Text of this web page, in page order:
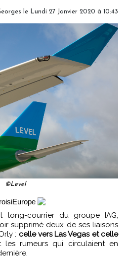
le Lundi 27 Janvier 2020 à 10:43
©Level
supprimé deux de ses liaisons
: celle vers Las Vegas et celle
les rumeurs qui circulaient en